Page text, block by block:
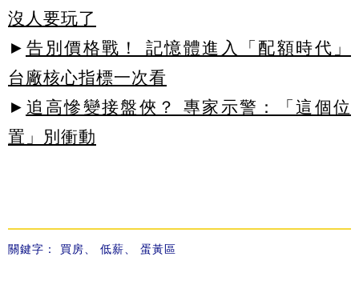
沒人要玩了
► 告別價格戰！ 記憶體進入「配額時代」
台廠核心指標一次看
► 追高慘變接盤俠？ 專家示警：「這個位
置」別衝動
關鍵字： 買房、 低薪、 蛋黃區